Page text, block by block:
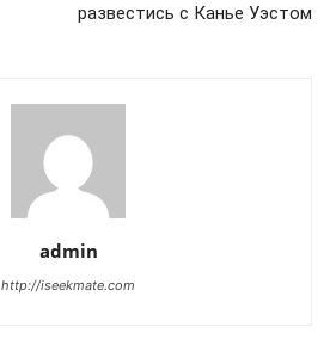
развестись с Канье Уэстом
admin
http://iseekmate.com